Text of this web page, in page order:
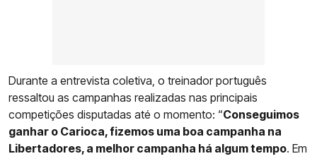
Durante a entrevista coletiva, o treinador português
ressaltou as campanhas realizadas nas principais
competições disputadas até o momento: “Conseguimos
ganhar o Carioca, fizemos uma boa campanha na
Libertadores, a melhor campanha há algum tempo. Em